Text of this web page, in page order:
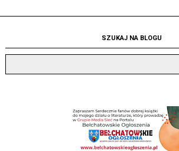
SZUKAJ NA BLOGU